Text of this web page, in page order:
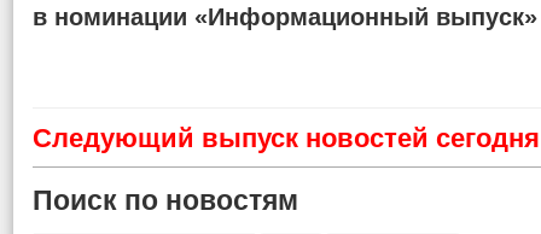
в номинации «Информационный выпуск»
Cледующий выпуск новостей
Поиск по новостям